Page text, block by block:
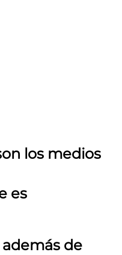
los medios
es
además de